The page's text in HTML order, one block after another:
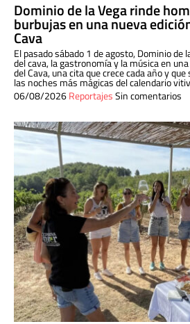
Dominio de la Vega rinde
burbujas en una nueva
Cava
El pasado sábado 1 de agosto, Dominio de
del cava, la gastronomía y la música en
del Cava, una cita que crece cada año y
las noches más mágicas del calendario
06/08/2026ReportajesSin comentarios